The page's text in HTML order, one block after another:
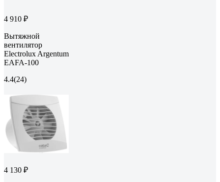
4 910 ₽
Вытяжной
вентилятор
Electrolux Argentum
EAFA-100
4.4(24)
4 130 ₽